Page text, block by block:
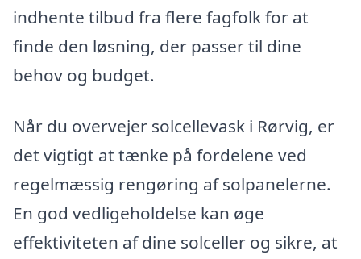
indhente tilbud fra flere fagfolk for at
finde den løsning, der passer til dine
behov og budget.
Når du overvejer solcellevask i Rørvig, er
det vigtigt at tænke på fordelene ved
regelmæssig rengøring af solpanelerne.
En god vedligeholdelse kan øge
effektiviteten af dine solceller og sikre, at